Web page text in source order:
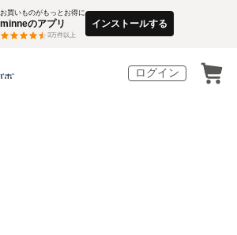
お買いものがもっとお得に
minneのアプリ
3万件以上
インストールする
ログイン